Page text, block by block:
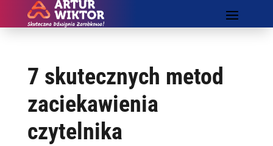
7 skutecznych metod
zaciekawienia
czytelnika